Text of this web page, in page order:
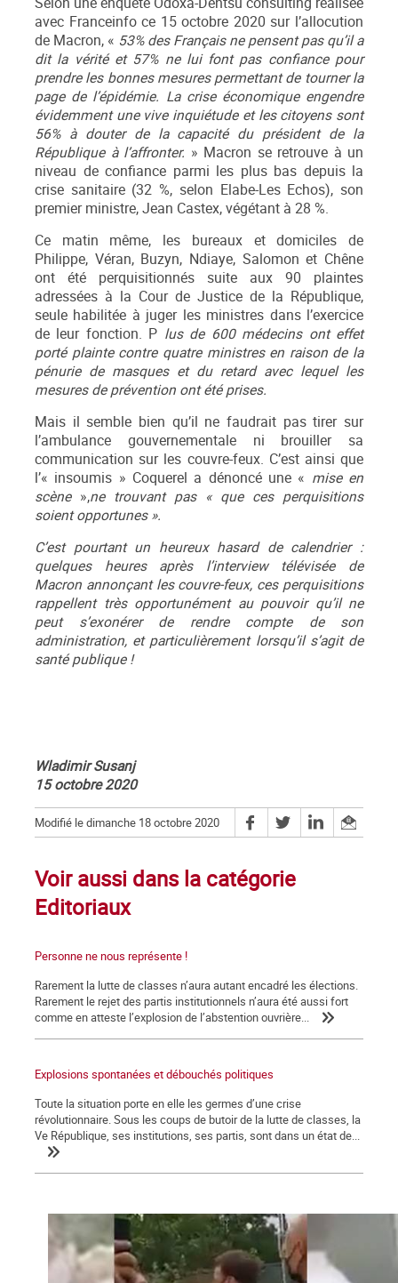
avec Franceinfo ce 15 octobre 2020 sur l’allocution
de Macron, « 53% des Français ne pensent pas qu’il a
dit la vérité et 57% ne lui font pas confiance pour
prendre les bonnes mesures permettant de tourner la
page de l’épidémie. La crise économique engendre
évidemment une vive inquiétude et les citoyens sont
56% à douter de la capacité du président de la
République à l’affronter. » Macron se retrouve à un
niveau de confiance parmi les plus bas depuis la
crise sanitaire (32 %, selon Elabe-Les Echos), son
premier ministre, Jean Castex, végétant à 28 %.
Ce matin même, les bureaux et domiciles de
Philippe, Véran, Buzyn, Ndiaye, Salomon et Chêne
ont été perquisitionnés suite aux 90 plaintes
adressées à la Cour de Justice de la République,
seule habilitée à juger les ministres dans l’exercice
de leur fonction. P lus de 600 médecins ont effet
porté plainte contre quatre ministres en raison de la
pénurie de masques et du retard avec lequel les
mesures de prévention ont été prises.
Mais il semble bien qu’il ne faudrait pas tirer sur
l’ambulance gouvernementale ni brouiller sa
communication sur les couvre-feux. C’est ainsi que
l’« insoumis » Coquerel a dénoncé une « mise en
scène»,ne trouvant pas « que ces perquisitions
soient opportunes ».
C’est pourtant un heureux hasard de calendrier :
quelques heures après l’interview télévisée de
Macron annonçant les couvre-feux, ces perquisitions
rappellent très opportunément au pouvoir qu’il ne
peut s’exonérer de rendre compte de son
administration, et particulièrement lorsqu’il s’agit de
santé publique !
Wladimir Susanj
15 octobre 2020
Modifié le dimanche 18 octobre 2020
Voir aussi dans la catégorie
Editoriaux
Personne ne nous représente !
Rarement la lutte de classes n’aura autant encadré les élections.
Rarement le rejet des partis institutionnels n’aura été aussi fort
comme en atteste l’explosion de l’abstention ouvrière...
Explosions spontanées et débouchés politiques
Toute la situation porte en elle les germes d’une crise
révolutionnaire. Sous les coups de butoir de la lutte de classes, la
Ve République, ses institutions, ses partis, sont dans un état de...